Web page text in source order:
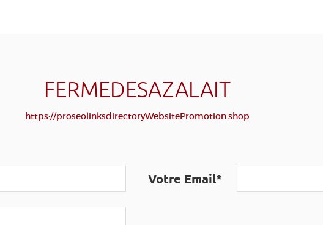
FERMEDESAZALAIT
https://proseolinksdirectoryWebsitePromotion.shop
Votre Email*